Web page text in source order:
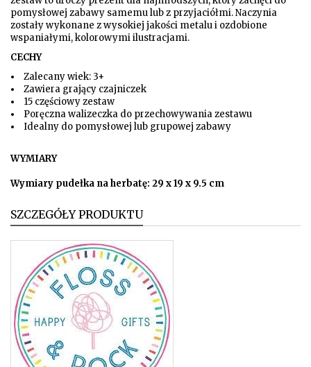
pomysłowej zabawy samemu lub z przyjaciółmi. Naczynia
zostały wykonane z wysokiej jakości metalu i ozdobione
wspaniałymi, kolorowymi ilustracjami.
CECHY
Zalecany wiek: 3+
Zawiera grający czajniczek
15 częściowy zestaw
Poręczna walizeczka do przechowywania zestawu
Idealny do pomysłowej lub grupowej zabawy
WYMIARY
Wymiary pudełka na herbatę: 29 x 19 x 9.5 cm
SZCZEGÓŁY PRODUKTU